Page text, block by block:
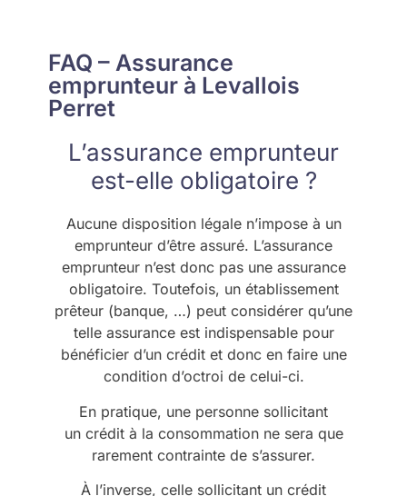
FAQ – Assurance
emprunteur à Levallois
Perret
L’assurance emprunteur
est-elle obligatoire ?
Aucune disposition légale n’impose à un
emprunteur d’être assuré. L’assurance
emprunteur n’est donc pas une assurance
obligatoire. Toutefois, un établissement
prêteur (banque, …) peut considérer qu’une
telle assurance est indispensable pour
bénéficier d’un crédit et donc en faire une
condition d’octroi de celui-ci.
En pratique, une personne sollicitant
un crédit à la consommation ne sera que
rarement contrainte de s’assurer.
À l’inverse, celle sollicitant un crédit